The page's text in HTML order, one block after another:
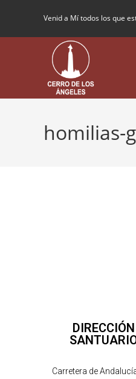
Venid a Mí todos los que
homilias-
DIRECCIÓN
Carretera de